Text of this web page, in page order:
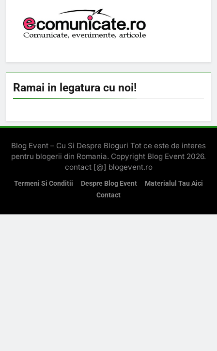
Ramai in legatura cu noi!
Blog Event – Cu Si Despre Bloguri Tot ce este de interes
pentru blogerii din Romania. Copyright Blog Event 2026.
contact [@] blogevent.ro
Termeni Si Conditii Despre Blog Event
Materialul Tau Aici
Contact